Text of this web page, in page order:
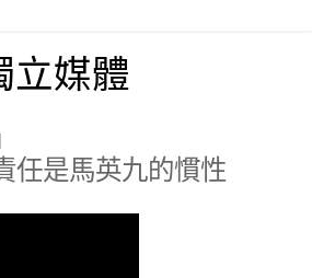
立媒體
任是馬英九的慣性